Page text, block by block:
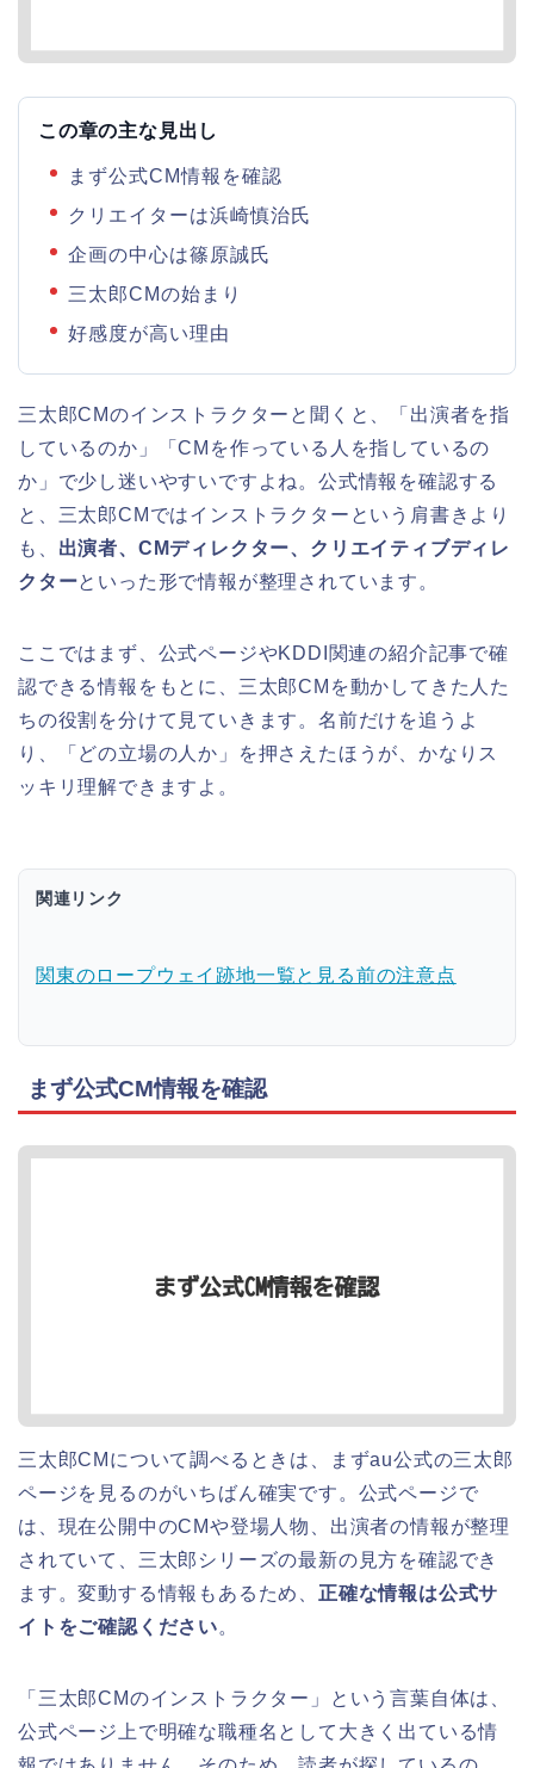
この章の主な見出し
まず公式CM情報を確認
クリエイターは浜崎慎治氏
企画の中心は篠原誠氏
三太郎CMの始まり
好感度が高い理由
三太郎CMのインストラクターと聞くと、「出演者を指
しているのか」「CMを作っている人を指しているの
か」で少し迷いやすいですよね。公式情報を確認する
と、三太郎CMではインストラクターという肩書きより
も、 出演者、CMディレクター、クリエイティブディレ
クターといった形で情報が整理されています。
ここではまず、公式ページやKDDI関連の紹介記事で確
認できる情報をもとに、三太郎CMを動かしてきた人た
ちの役割を分けて見ていきます。名前だけを追うよ
り、「どの立場の人か」を押さえたほうが、かなりス
ッキリ理解できますよ。
関連リンク
関東のロープウェイ跡地一覧と見る前の注意点
まず公式CM情報を確認
三太郎CMについて調べるときは、まずau公式の三太郎
ページを見るのがいちばん確実です。公式ページで
は、現在公開中のCMや登場人物、出演者の情報が整理
されていて、三太郎シリーズの最新の見方を確認でき
ます。変動する情報もあるため、 正確な情報は公式サ
イトをご確認ください。
「三太郎CMのインストラクター」という言葉自体は、
公式ページ上で明確な職種名として大きく出ている情